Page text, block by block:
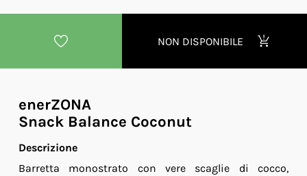
NON DISPONIBILE
enerZONA
Snack Balance Coconut
Descrizione
Barretta monostrato con vere scaglie di cocco,